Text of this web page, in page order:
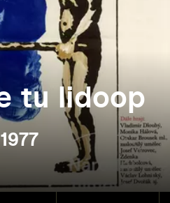
tu lidoop